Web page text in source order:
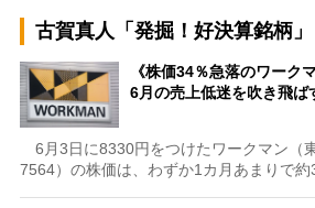
古賀真人「発掘！好決算銘柄」
《株価34％急落のワーク
6月の売上低迷を吹き飛
6月3日に8330円をつけたワークマン（
7564）の株価は、わずか1カ月あまりで約